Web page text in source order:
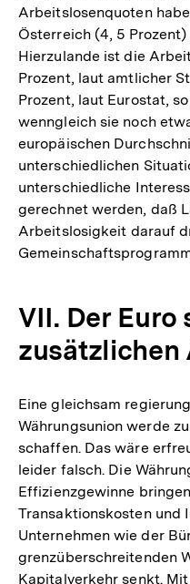
Arbeitslosenquoten
Österreich (4, 5
Hierzulande ist die
Prozent, laut amtlicher
Prozent, laut Eurostat,
wenngleich sie noch
europäischen
unterschiedlichen
unterschiedliche
gerechnet werden, daß
Arbeitslosigkeit darauf
VII. Der
Eine gleichsam
Währungsunion werde
schaffen. Das wäre
leider falsch. Die
Effizienzgewinne
Transaktionskosten und
Unternehmen wie der
grenzüberschreitenden
Kapitalverkehr senkt.